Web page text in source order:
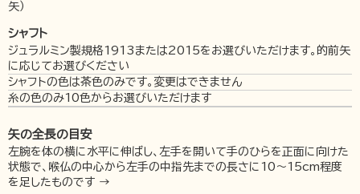
矢）
シャフト
ジュラルミン製規格1913または2015をお選びいただけます。的前矢
に応じてお選びください
シャフトの色は茶色のみです。変更はできません
糸の色のみ10色からお選びいただけます
矢の全長の目安
左腕を体の横に水平に伸ばし、左手を開いて手のひらを正面に向けた
状態で、喉仏の中心から左手の中指先までの長さに10～15cm程度
を足したものです →